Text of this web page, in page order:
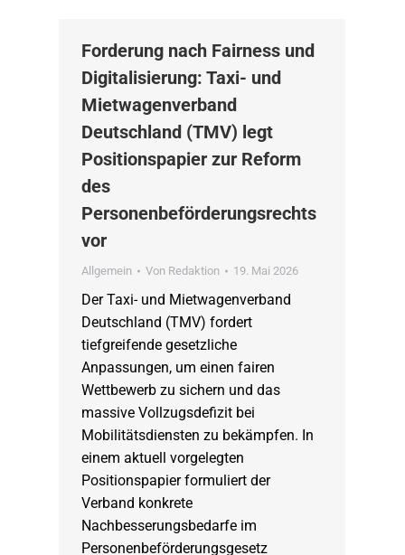
Forderung nach Fairness und
Digitalisierung: Taxi- und
Mietwagenverband
Deutschland (TMV) legt
Positionspapier zur Reform
des
Personenbeförderungsrechts
vor
Allgemein Von Redaktion 19. Mai 2026
Der Taxi- und Mietwagenverband
Deutschland (TMV) fordert
tiefgreifende gesetzliche
Anpassungen, um einen fairen
Wettbewerb zu sichern und das
massive Vollzugsdefizit bei
Mobilitätsdiensten zu bekämpfen. In
einem aktuell vorgelegten
Positionspapier formuliert der
Verband konkrete
Nachbesserungsbedarfe im
Personenbeförderungsgesetz